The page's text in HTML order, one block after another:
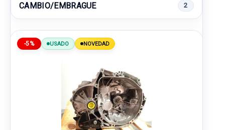
CAMBIO/EMBRAGUE 2
-5% USADO NOVEDAD